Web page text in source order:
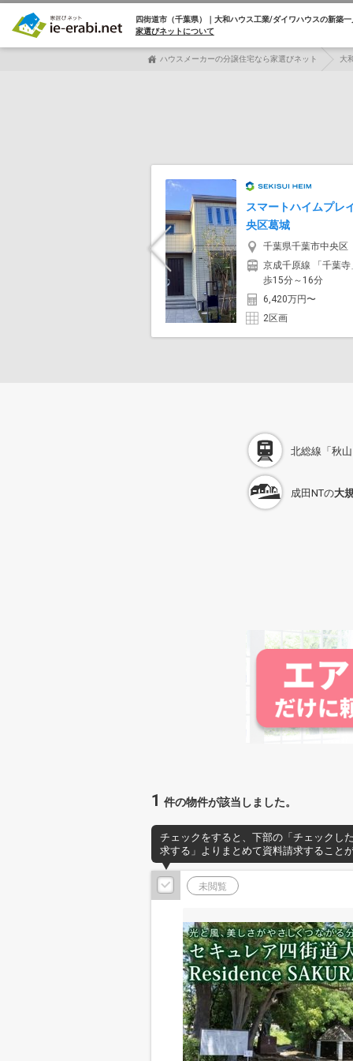
四街道市（千葉県）｜大和ハウス工業/ダイワハウスの新築一
家選びネットについて
ハウスメーカーの分譲住宅なら家選びネット 大
Previous
スマートハイムプレ
央区葛城
千葉県千葉市中央区
京成千原線 「千葉
歩15分～16分
6,420万円〜
2区画
北総線「秋
成田NTの大
1 件の物件が該当しました。
チェックをすると、下部の「チェックし
求する」よりまとめて資料請求すること
未閲覧